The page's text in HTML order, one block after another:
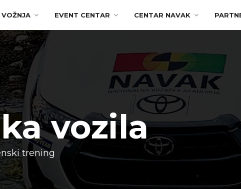
EVENT CENTAR CENTAR NAVAK
vozila
trening